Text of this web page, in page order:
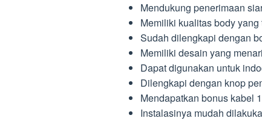
Mendukung penerimaan
Memiliki kualitas body
Sudah dilengkapi dengan
Memiliki desain yang
Dapat digunakan untuk
Dilengkapi dengan knop
Mendapatkan bonus kabel
Instalasinya mudah